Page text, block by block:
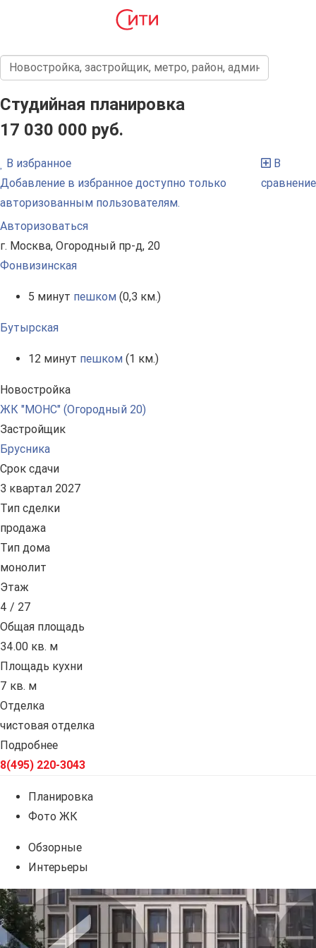
Студийная планировка
17 030 000 руб.
В избранное
Добавление в избранное доступно только
авторизованным пользователям.
Авторизоваться
В
сравнение
г. Москва, Огородный пр-д, 20
Фонвизинская
5 минут пешком (0,3 км.)
Бутырская
12 минут пешком (1 км.)
Новостройка
ЖК "МОНС" (Огородный 20)
Застройщик
Брусника
Срок сдачи
3 квартал 2027
Тип сделки
продажа
Тип дома
монолит
Этаж
4 / 27
Общая площадь
34.00 кв. м
Площадь кухни
7 кв. м
Отделка
чистовая отделка
Подробнее
8(495) 220-3043
Планировка
Фото ЖК
Обзорные
Интерьеры